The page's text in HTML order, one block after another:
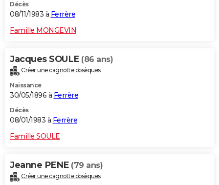
Décès
08/11/1983 à Ferrère
Famille MONGEVIN
Jacques SOULE (86 ans)
Créer une cagnotte obsèques
Naissance
30/05/1896 à Ferrère
Décès
08/01/1983 à Ferrère
Famille SOULE
Jeanne PENE (79 ans)
Créer une cagnotte obsèques